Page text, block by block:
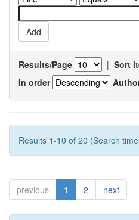
Results/Page | Sort
In order
Results 1-10 of 20 (Search
previous 1 2 next